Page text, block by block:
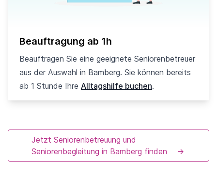
Beauftragung ab 1h
Beauftragen Sie eine geeignete Seniorenbetreuer
aus der Auswahl in Bamberg. Sie können bereits
ab 1 Stunde Ihre Alltagshilfe buchen.
Jetzt Seniorenbetreuung und
Seniorenbegleitung in Bamberg finden
→